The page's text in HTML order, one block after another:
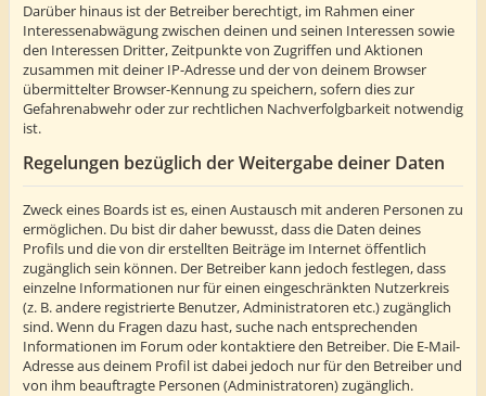
Darüber hinaus ist der Betreiber berechtigt, im Rahmen einer
Interessenabwägung zwischen deinen und seinen Interessen sowie
den Interessen Dritter, Zeitpunkte von Zugriffen und Aktionen
zusammen mit deiner IP-Adresse und der von deinem Browser
übermittelter Browser-Kennung zu speichern, sofern dies zur
Gefahrenabwehr oder zur rechtlichen Nachverfolgbarkeit notwendig
ist.
Regelungen bezüglich der Weitergabe deiner Daten
Zweck eines Boards ist es, einen Austausch mit anderen Personen zu
ermöglichen. Du bist dir daher bewusst, dass die Daten deines
Profils und die von dir erstellten Beiträge im Internet öffentlich
zugänglich sein können. Der Betreiber kann jedoch festlegen, dass
einzelne Informationen nur für einen eingeschränkten Nutzerkreis
(z. B. andere registrierte Benutzer, Administratoren etc.) zugänglich
sind. Wenn du Fragen dazu hast, suche nach entsprechenden
Informationen im Forum oder kontaktiere den Betreiber. Die E-Mail-
Adresse aus deinem Profil ist dabei jedoch nur für den Betreiber und
von ihm beauftragte Personen (Administratoren) zugänglich.